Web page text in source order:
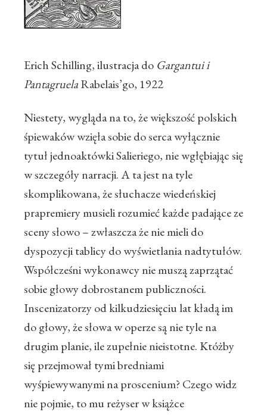
Erich Schilling, ilustracja do Gargantui i
PantagruelaRabelais’go, 1922
Niestety, wygląda na to, że większość polskich
śpiewaków wzięła sobie do serca wyłącznie
tytuł jednoaktówki Salieriego, nie wgłębiając się
w szczegóły narracji. A ta jest na tyle
skomplikowana, że słuchacze wiedeńskiej
prapremiery musieli rozumieć każde padające ze
sceny słowo – zwłaszcza że nie mieli do
dyspozycji tablicy do wyświetlania nadtytułów.
Współcześni wykonawcy nie muszą zaprzątać
sobie głowy dobrostanem publiczności.
Inscenizatorzy od kilkudziesięciu lat kładą im
do głowy, że słowa w operze są nie tyle na
drugim planie, ile zupełnie nieistotne. Któżby
się przejmował tymi bredniami
wyśpiewywanymi na proscenium? Czego widz
nie pojmie, to mu reżyser w książce